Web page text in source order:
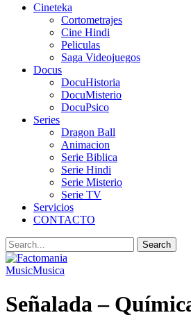
Cineteka
Cortometrajes
Cine Hindi
Peliculas
Saga Videojuegos
Docus
DocuHistoria
DocuMisterio
DocuPsico
Series
Dragon Ball
Animacion
Serie Biblica
Serie Hindi
Serie Misterio
Serie TV
Servicios
CONTACTO
MusicMusica
Señalada –